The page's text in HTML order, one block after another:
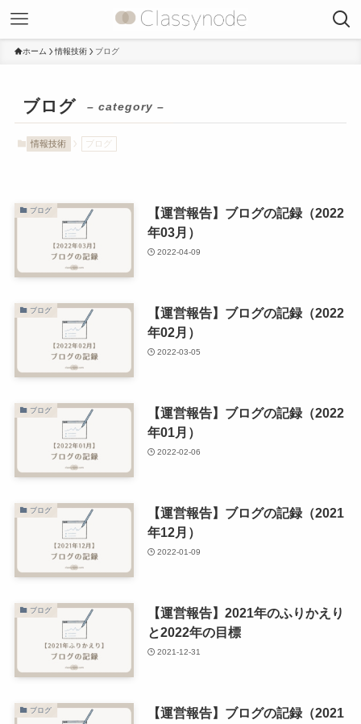
ホーム 情報技術 ブログ
ブログ – category –
情報技術 ブログ
ブログ
【運営報告】ブログの記録（2022
年03月）
2022-04-09
ブログ
【運営報告】ブログの記録（2022
年02月）
2022-03-05
ブログ
【運営報告】ブログの記録（2022
年01月）
2022-02-06
ブログ
【運営報告】ブログの記録（2021
年12月）
2022-01-09
ブログ
【運営報告】2021年のふりかえり
と2022年の目標
2021-12-31
ブログ
【運営報告】ブログの記録（2021